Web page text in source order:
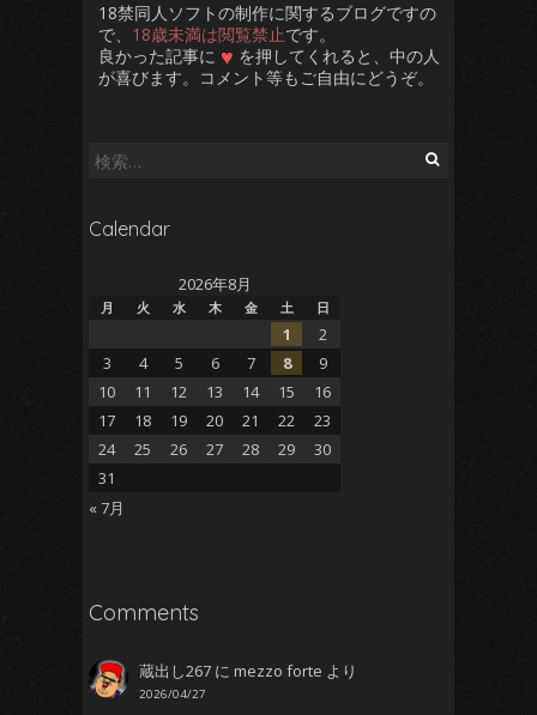
18禁同人ソフトの制作に関するブログですの
で、 18歳未満は閲覧禁止です。
良かった記事に ♥ を押してくれると、中の人
が喜びます。コメント等もご自由にどうぞ。
検
Calendar
2026年8月
月 火 水 木 金 土 日
1
2
3
4 5 6 7 8
9
10
11 12 13 14 15
16
17
18 19 20 21 22
23
24
25 26 27 28 29
30
31
« 7月
Comments
蔵出し267 にmezzo forte より
2026/04/27